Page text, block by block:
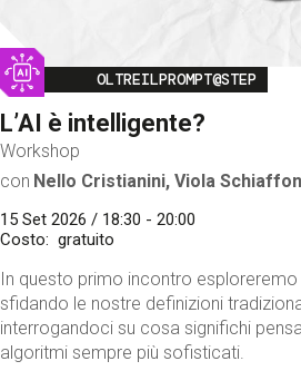
Image
OLTREILPROMPT@STEP
L’AI è intelligente?
Workshop
con Nello Cristianini, Viola
15 Set 2026 / 18:30 - 20:00
Costo
gratuito
In questo primo incontro
sfidando le nostre definizioni
interrogandoci su cosa significhi
algoritmi sempre più sofisticati.